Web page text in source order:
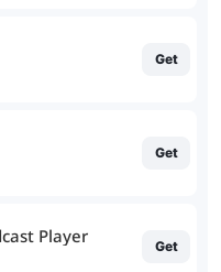
Get
Get
Player Get